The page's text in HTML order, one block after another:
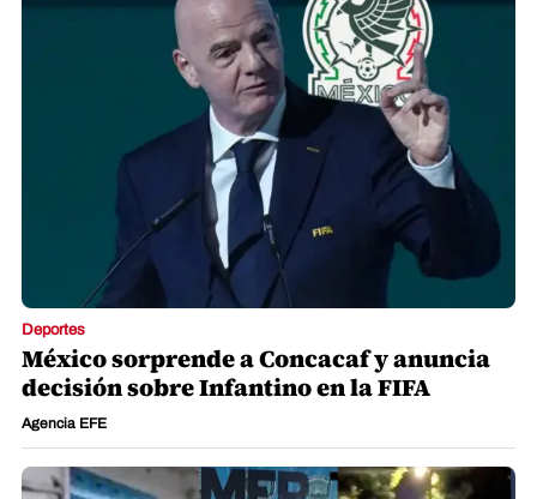
Deportes
México sorprende a Concacaf y anuncia
decisión sobre Infantino en la FIFA
Agencia EFE